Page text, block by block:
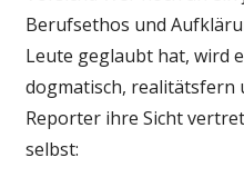
Berufsethos und
Leute geglaubt hat, wird
dogmatisch, realitätsfern
Reporter ihre Sicht
selbst: